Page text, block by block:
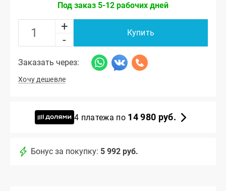
Под заказ 5-12 рабочих дней
+
-
Купить
Заказать через:
Хочу дешевле
4 платежа по 14 980 руб.
Бонус за покупку: 5 992 руб.